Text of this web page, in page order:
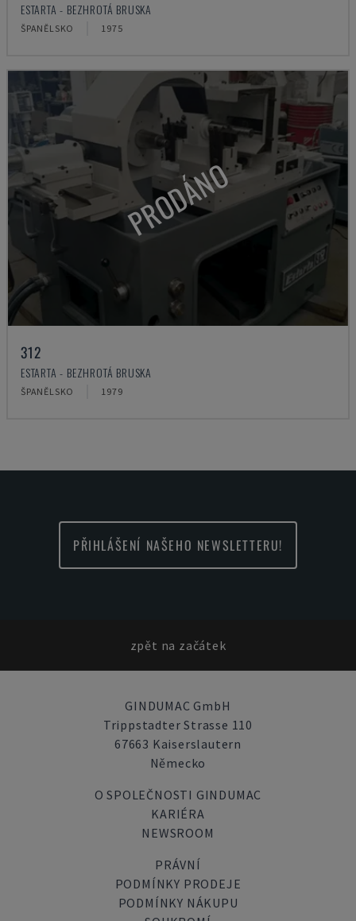
ESTARTA - BEZHROTÁ BRUSKA
ŠPANĚLSKO 1975
PRODÁNO
312
ESTARTA - BEZHROTÁ BRUSKA
ŠPANĚLSKO 1979
PŘIHLÁŠENÍ NAŠEHO NEWSLETTERU!
zpět na začátek
GINDUMAC GmbH
Trippstadter Strasse 110
67663 Kaiserslautern
Německo
O SPOLEČNOSTI GINDUMAC
KARIÉRA
NEWSROOM
PRÁVNÍ
PODMÍNKY PRODEJE
PODMÍNKY NÁKUPU